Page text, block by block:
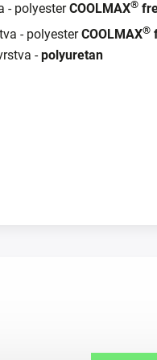
- polyesterCOOLMAX®
- polyesterCOOLMAX®
-polyuretan